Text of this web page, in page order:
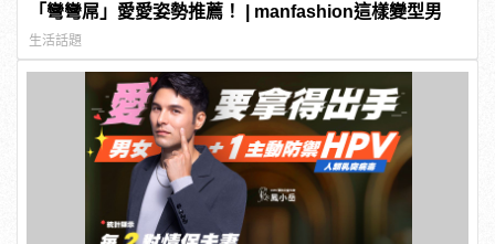
「彎彎屌」愛愛姿勢推薦！ | manfashion這樣變型男
生活話題